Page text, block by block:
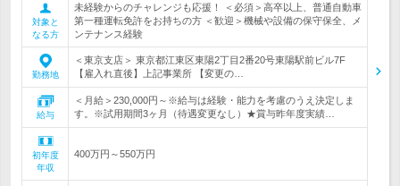
対象と
なる方
未経験からのチャレンジも応援！ ＜必須＞高卒以上、普通自動車
第一種運転免許をお持ちの方 ＜歓迎＞機械や設備の保守保全、メ
ンテナンス経験
勤務地
＜東京支店＞ 東京都江東区東陽2丁目2番20号東陽駅前ビル7F
【雇入れ直後】上記事業所 【変更の…
給与
＜月給＞230,000円～※給与は経験・能力を考慮のうえ決定しま
す。※試用期間3ヶ月（待遇変更なし）★賞与昨年度実績…
初年度
年収
400万円～550万円